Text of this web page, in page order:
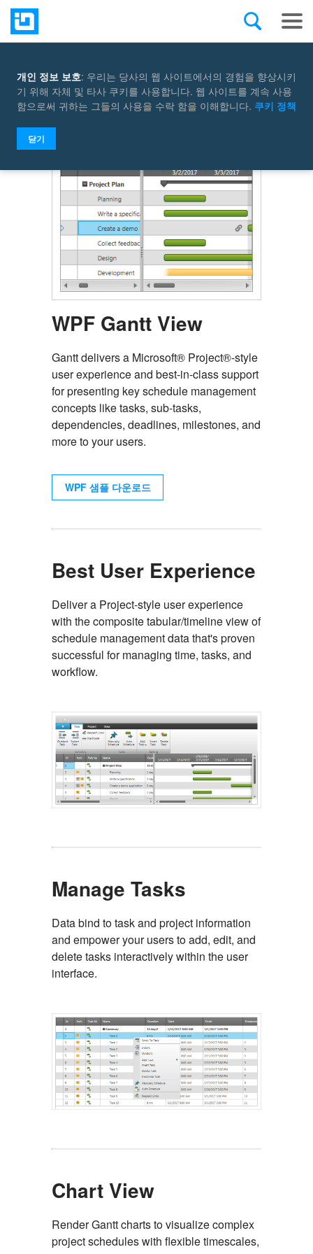
개인 정보 보호: 우리는 당사의 웹 사이트에서의 경험을 향상시키
기 위해 자체 및 타사 쿠키를 사용합니다. 웹 사이트를 계속 사용
함으로써 귀하는 그들의 사용을 수락 함을 이해합니다. 쿠키 정책
닫기
Select a control
WPF Gantt View
Gantt delivers a Microsoft® Project®-style
user experience and best-in-class support
for presenting key schedule management
concepts like tasks, sub-tasks,
dependencies, deadlines, milestones, and
more to your users.
WPF 샘플 다운로드
Best User Experience
Deliver a Project-style user experience
with the composite tabular/timeline view of
schedule management data that's proven
successful for managing time, tasks, and
workflow.
Manage Tasks
Data bind to task and project information
and empower your users to add, edit, and
delete tasks interactively within the user
interface.
Chart View
Render Gantt charts to visualize complex
project schedules with flexible timescales,